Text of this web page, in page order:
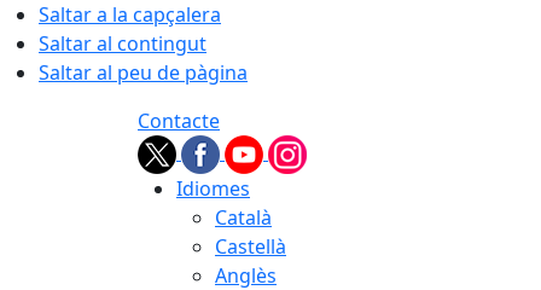
Saltar a la capçalera
Saltar al contingut
Saltar al peu de pàgina
Contacte
Idiomes
Català
Castellà
Anglès